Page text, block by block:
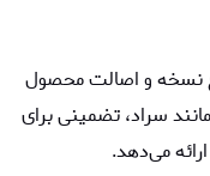
نسخه و اصالت محصول
سراد، تضمینی برای
می‌دهد.